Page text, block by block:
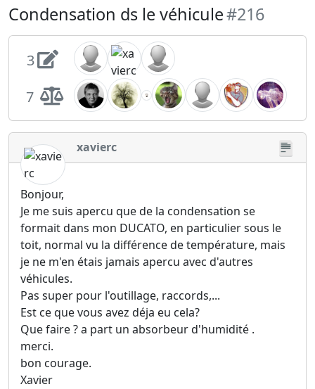
Condensation ds le véhicule#216
3
7
xavierc
Bonjour,
Je me suis apercu que de la condensation se
formait dans mon DUCATO, en particulier sous le
toit, normal vu la différence de température, mais
je ne m'en étais jamais apercu avec d'autres
véhicules.
Pas super pour l'outillage, raccords,...
Est ce que vous avez déja eu cela?
Que faire ? a part un absorbeur d'humidité .
merci.
bon courage.
Xavier